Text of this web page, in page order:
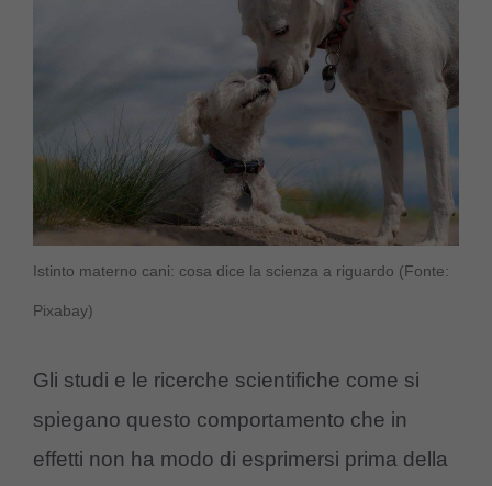
Istinto materno cani: cosa dice la scienza a riguardo (Fonte:
Pixabay)
Gli studi e le ricerche scientifiche come si
spiegano questo comportamento che in
effetti non ha modo di esprimersi prima della